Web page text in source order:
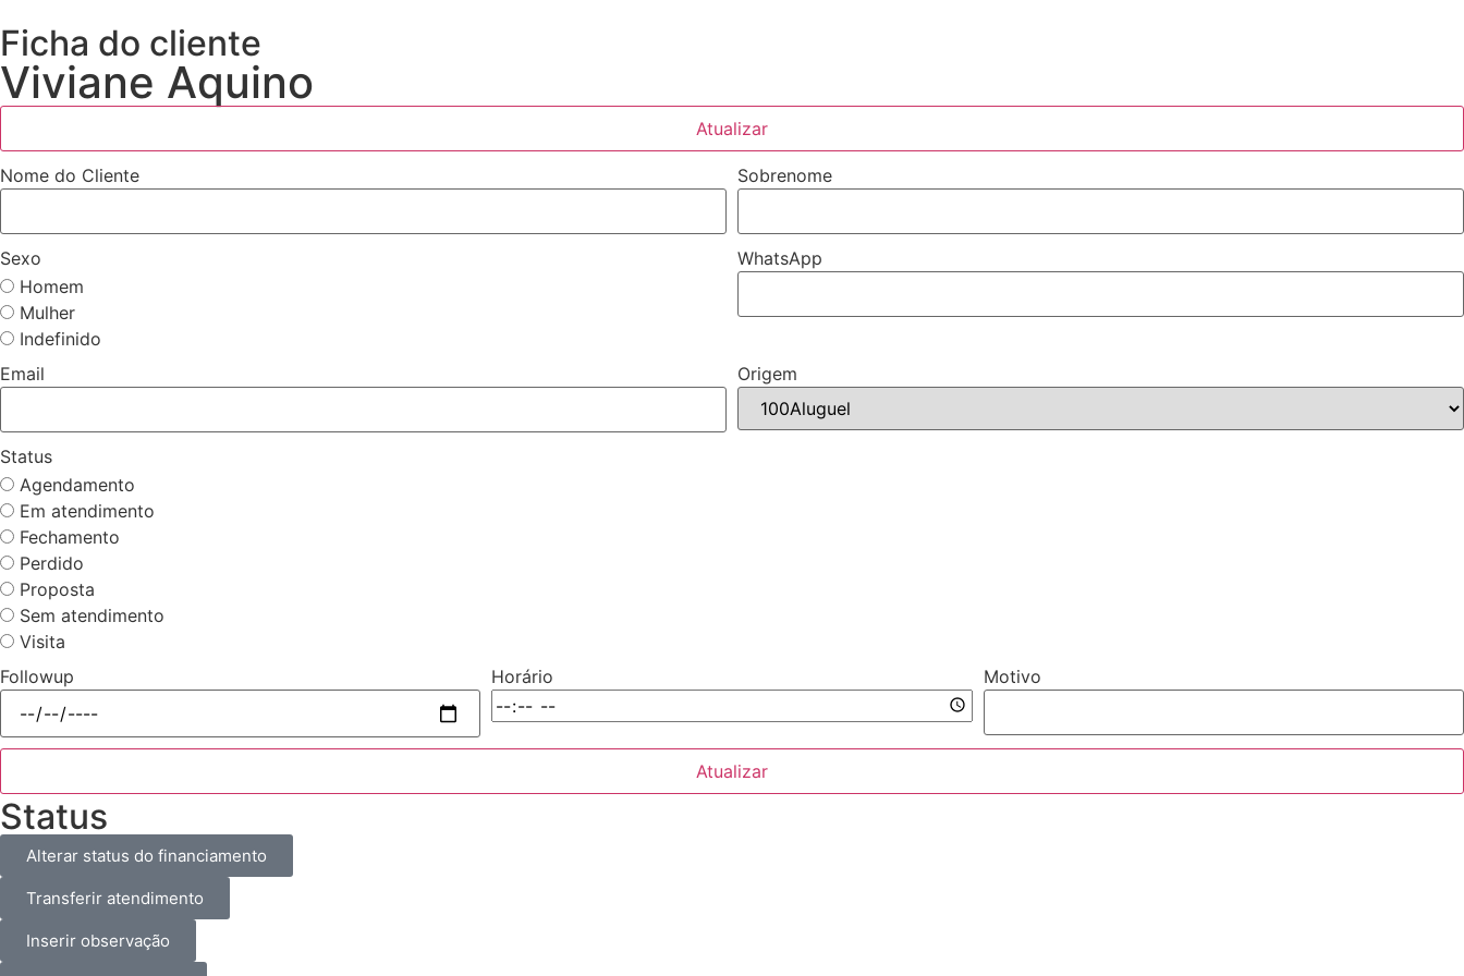
Ficha do cliente
Viviane Aquino
Atualizar
Nome do Cliente Sobrenome
Sexo
Homem
Mulher
Indefinido
WhatsApp
Email Origem
Status
Agendamento
Em atendimento
Fechamento
Perdido
Proposta
Sem atendimento
Visita
Followup
Horário Motivo
Atualizar
Status
Alterar status do financiamento
Transferir atendimento
Inserir observação